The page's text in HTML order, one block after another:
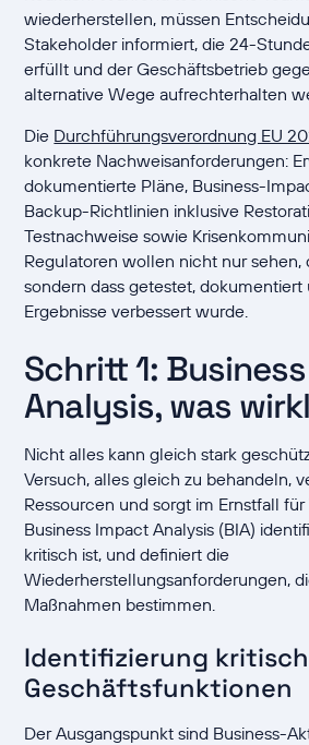
wiederherstellen, müssen
Stakeholder informiert, die 24-
erfüllt und der Geschäftsbetrieb
alternative Wege aufrechterhalten
Die Durchführungsverordnung EU
konkrete Nachweisanforderungen:
dokumentierte Pläne, Business-
Backup-Richtlinien inklusive
Testnachweise sowie
Regulatoren wollen nicht nur sehen,
sondern dass getestet, dokumentiert
Ergebnisse verbessert wurde.
Schritt 1:
Analysis, was
Nicht alles kann gleich stark
Versuch, alles gleich zu behandeln,
Ressourcen und sorgt im Ernstfall
Business Impact Analysis (BIA)
kritisch ist, und definiert die
Wiederherstellungsanforderungen,
Maßnahmen bestimmen.
Identifizierung
Geschäftsfunktionen
Der Ausgangspunkt sind Business-